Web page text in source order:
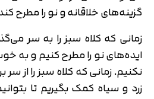
گزینه‌های خلاقانه و نو را مطرح
زمانی که کلاه سبز را به سر
ایده‌های نو را مطرح کنیم و به
نکنیم. زمانی که کلاه سبز را از سر
زرد و سیاه کمک بگیریم تا